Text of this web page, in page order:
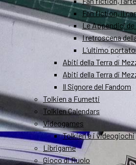
Fan fiction, il
Le Appendici
I retroscena
L’ultimo
Abiti della Terra di
Abiti della Terra di
Il Signore del Fandom
Tolkien a Fumetti
Tolkien Calendars
Videogames
Tolkien e i videogiochi
Librigame
Gioco di Ruolo